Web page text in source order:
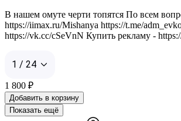
В нашем омуте черти топятся По всем
https://iimax.ru/Mishanya https://t.me/
https://vk.cc/cSeVnN Купить рекламу -
1 / 24
1 800 ₽
Добавить в корзину
Показать ещё